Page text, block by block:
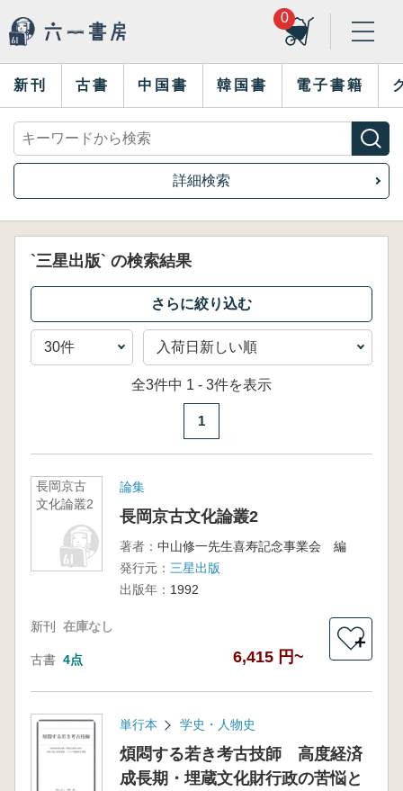
0
新刊 古書 中国書 韓国書 電子書籍
詳細検索
`三星出版` の検索結果
全3件中 1 - 3件を表示
1
長岡京古
文化論叢2
論集
長岡京古文化論叢2
著者： 中山修一先生喜寿記念事業会 編
発行元： 三星出版
出版年： 1992
新刊 在庫なし
古書 4点 6,415 円~
＋
単行本 学史・人物史
煩悶する若き考古技師 高度経済
成長期・埋蔵文化財行政の苦悩と